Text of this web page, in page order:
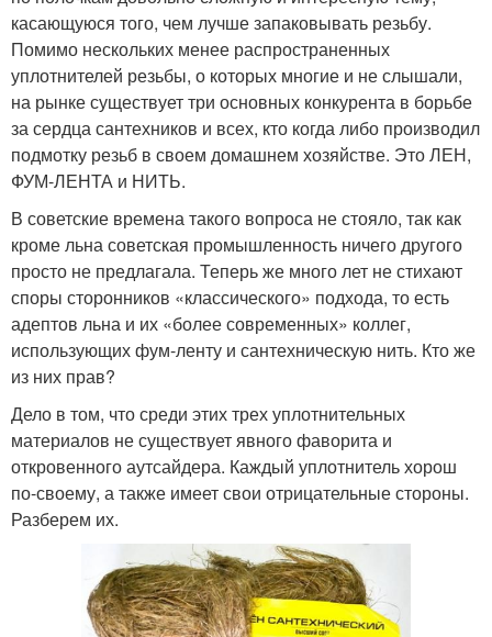
касающуюся того, чем лучше запаковывать резьбу.
Помимо нескольких менее распространенных
уплотнителей резьбы, о которых многие и не слышали,
на рынке существует три основных конкурента в борьбе
за сердца сантехников и всех, кто когда либо производил
подмотку резьб в своем домашнем хозяйстве. Это ЛЕН,
ФУМ-ЛЕНТА и НИТЬ.
В советские времена такого вопроса не стояло, так как
кроме льна советская промышленность ничего другого
просто не предлагала. Теперь же много лет не стихают
споры сторонников «классического» подхода, то есть
адептов льна и их «более современных» коллег,
использующих фум-ленту и сантехническую нить. Кто же
из них прав?
Дело в том, что среди этих трех уплотнительных
материалов не существует явного фаворита и
откровенного аутсайдера. Каждый уплотнитель хорош
по-своему, а также имеет свои отрицательные стороны.
Разберем их.